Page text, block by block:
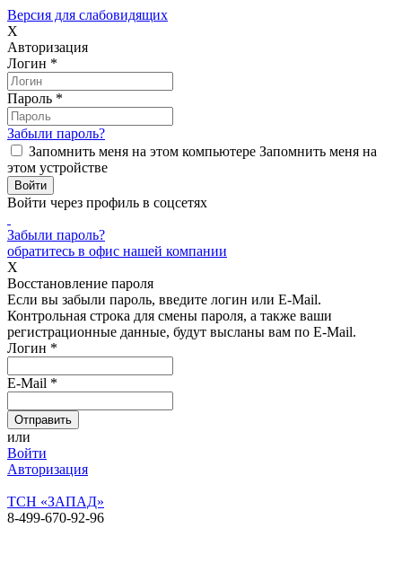
Версия для слабовидящих
X
Авторизация
Логин *
Пароль *
Забыли пароль?
Запомнить меня на этом компьютере Запомнить меня на
этом устройстве
Войти через профиль в соцсетях
Забыли пароль?
обратитесь в офис нашей компании
X
Восстановление пароля
Если вы забыли пароль, введите логин или E-Mail.
Контрольная строка для смены пароля, а также ваши
регистрационные данные, будут высланы вам по E-Mail.
Логин *
E-Mail *
или
Войти
Авторизация
ТСН «ЗАПАД»
8-499-670-92-96